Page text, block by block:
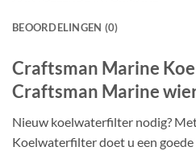
BEOORDELINGEN (0)
Craftsman Marine
Craftsman Marine
Nieuw koelwaterfilter nodig?
Koelwaterfilter doet u een goede